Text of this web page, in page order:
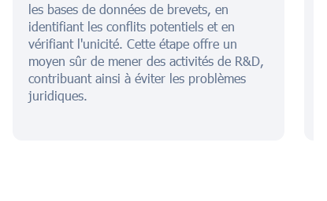
les bases de données de brevets, en
identifiant les conflits potentiels et en
vérifiant l'unicité. Cette étape offre un
moyen sûr de mener des activités de R&D,
contribuant ainsi à éviter les problèmes
juridiques.